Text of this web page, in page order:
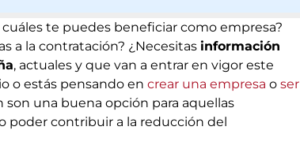
te puedes beneficiar como empresa?
a la contratación? ¿Necesitas información
, actuales y que van a entrar en vigor este
o estás pensando en crear una empresa o ser
son una buena opción para aquellas
poder contribuir a la reducción del